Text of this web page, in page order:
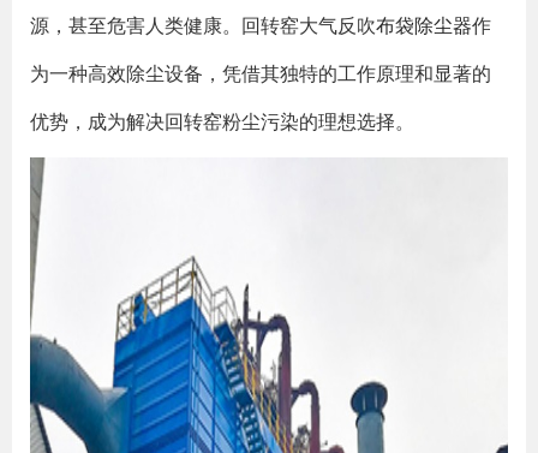
源，甚至危害人类健康。回转窑大气反吹布袋除尘器作
为一种高效除尘设备，凭借其独特的工作原理和显著的
优势，成为解决回转窑粉尘污染的理想选择。